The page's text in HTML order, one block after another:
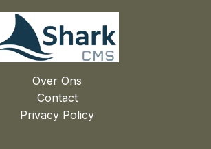
Over Ons
Contact
Privacy Policy